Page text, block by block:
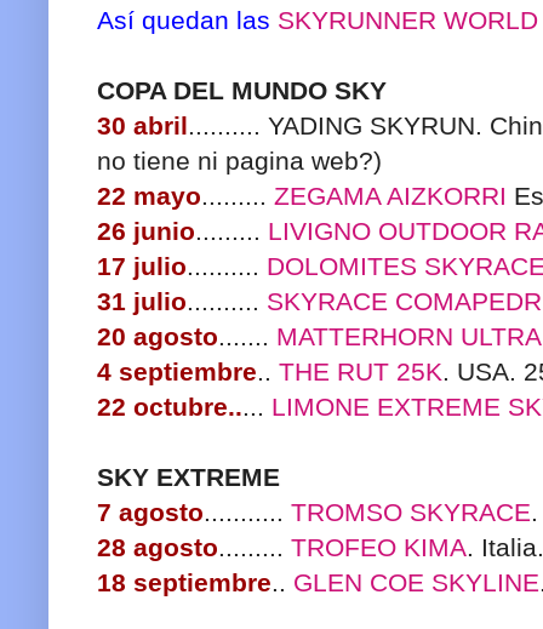
Así quedan las SKYRUNNER
COPA DEL MUNDO SKY
30 abril.......... YADING SKYRUN.
no tiene ni pagina web?)
22 mayo......... ZEGAMA AIZKORRI
26 junio......... LIVIGNO OUTDOOR
17 julio.......... DOLOMITES
31 julio.......... SKYRACE
20 agosto....... MATTERHORN
4 septiembre.. THE RUT 25K. USA.
22 octubre..... LIMONE EXTREME
SKY EXTREME
7 agosto........... TROMSO SKYRACE
28 agosto......... TROFEO KIMA.
18 septiembre.. GLEN COE SKYLINE